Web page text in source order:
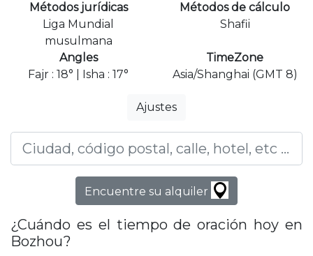
Métodos jurídicas
Liga Mundial
musulmana
Métodos de cálculo
Shafii
Angles
Fajr : 18° | Isha : 17°
TimeZone
Asia/Shanghai (GMT 8)
Ajustes
Encuentre su alquiler
¿Cuándo es el tiempo de oración hoy en
Bozhou?